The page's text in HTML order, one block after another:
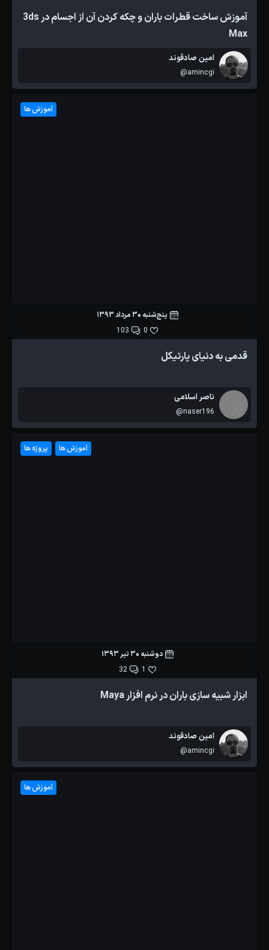
آموزش ساخت قطرات باران و چکه کردن آن از اجسام در 3ds
Max
امین صادقوند
@amincgi
آموزش ها
پنج‌شنبه 30 مرداد 1393
0
103
قدمی به دنیای پارتیکل
ناصر اسلامی
@naser196
پروژه ها آموزش ها
دوشنبه 30 تیر 1393
1
32
ابزار شبیه سازی باران در نرم افزار Maya
امین صادقوند
@amincgi
آموزش ها